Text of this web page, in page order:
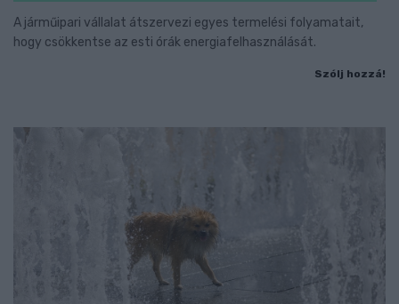
A járműipari vállalat átszervezi egyes termelési folyamatait,
hogy csökkentse az esti órák energiafelhasználását.
Szólj hozzá!